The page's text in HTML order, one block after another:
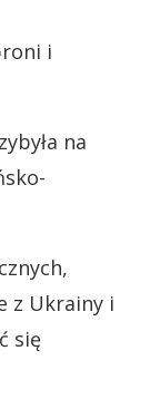
i
na
z Ukrainy i
się